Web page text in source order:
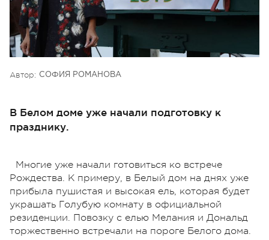
Автор: СОФИЯ РОМАНОВА
В Белом доме уже начали подготовку к
празднику.
Многие уже начали готовиться ко встрече
Рождества. К примеру, в Белый дом на днях уже
прибыла пушистая и высокая ель, которая будет
украшать Голубую комнату в официальной
резиденции. Повозку с елью Мелания и Дональд
торжественно встречали на пороге Белого дома.